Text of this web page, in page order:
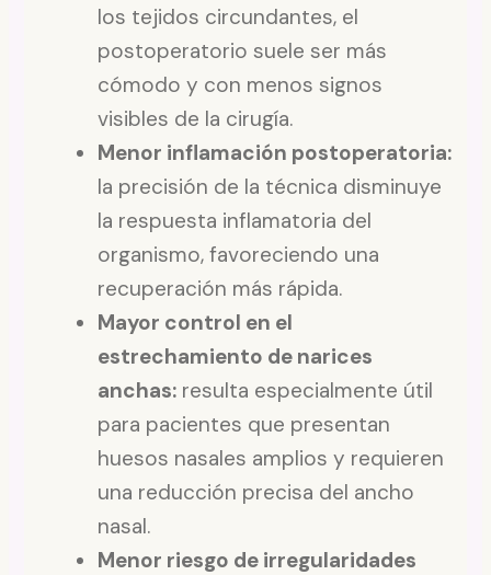
los tejidos circundantes, el
postoperatorio suele ser más
cómodo y con menos signos
visibles de la cirugía.
Menor inflamación postoperatoria:
la precisión de la técnica disminuye
la respuesta inflamatoria del
organismo, favoreciendo una
recuperación más rápida.
Mayor control en el
estrechamiento de narices
anchas: resulta especialmente útil
para pacientes que presentan
huesos nasales amplios y requieren
una reducción precisa del ancho
nasal.
Menor riesgo de irregularidades